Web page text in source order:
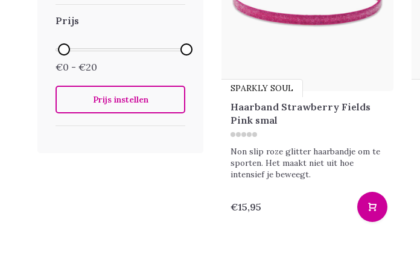
Prijs
€0 - €20
Prijs instellen
SPARKLY SOUL
Haarband Strawberry Fields
Pink smal
Non slip roze glitter haarbandje om te
sporten. Het maakt niet uit hoe
intensief je beweegt.
€15,95